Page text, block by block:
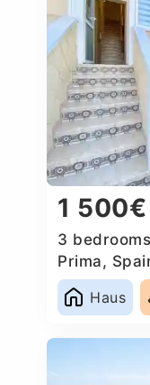
1 500€
3
Prima,
Haus